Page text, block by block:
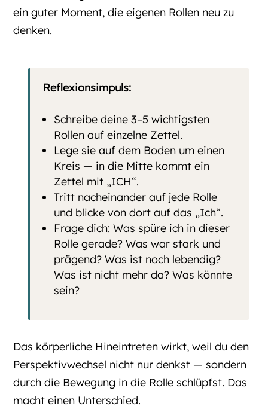
ein guter Moment, die eigenen Rollen neu zu
denken.
Reflexionsimpuls:
Schreibe deine 3–5 wichtigsten
Rollen auf einzelne Zettel.
Lege sie auf dem Boden um einen
Kreis — in die Mitte kommt ein
Zettel mit „ICH“.
Tritt nacheinander auf jede Rolle
und blicke von dort auf das „Ich“.
Frage dich: Was spüre ich in dieser
Rolle gerade? Was war stark und
prägend? Was ist noch lebendig?
Was ist nicht mehr da? Was könnte
sein?
Das körperliche Hineintreten wirkt, weil du den
Perspektivwechsel nicht nur denkst — sondern
durch die Bewegung in die Rolle schlüpfst. Das
macht einen Unterschied.